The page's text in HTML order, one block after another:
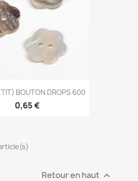
BOUTON DROPS 600
0,65 €
Retour en haut 